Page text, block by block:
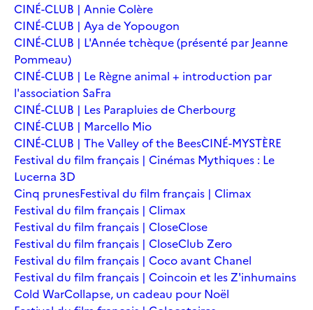
CINÉ-CLUB | Annie Colère
CINÉ-CLUB | Aya de Yopougon
CINÉ-CLUB | L'Année tchèque (présenté par Jeanne
Pommeau)
CINÉ-CLUB | Le Règne animal + introduction par
l'association SaFra
CINÉ-CLUB | Les Parapluies de Cherbourg
CINÉ-CLUB | Marcello Mio
CINÉ-CLUB | The Valley of the BeesCINÉ-MYSTÈRE
Festival du film français | Cinémas Mythiques : Le
Lucerna 3D
Cinq prunesFestival du film français | Climax
Festival du film français | Climax
Festival du film français | CloseClose
Festival du film français | CloseClub Zero
Festival du film français | Coco avant Chanel
Festival du film français | Coincoin et les Z'inhumains
Cold WarCollapse, un cadeau pour Noël